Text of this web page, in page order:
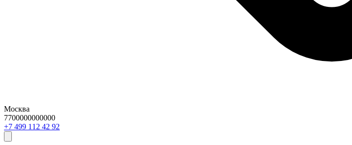
Москва
7700000000000
29 24 211 994 7+